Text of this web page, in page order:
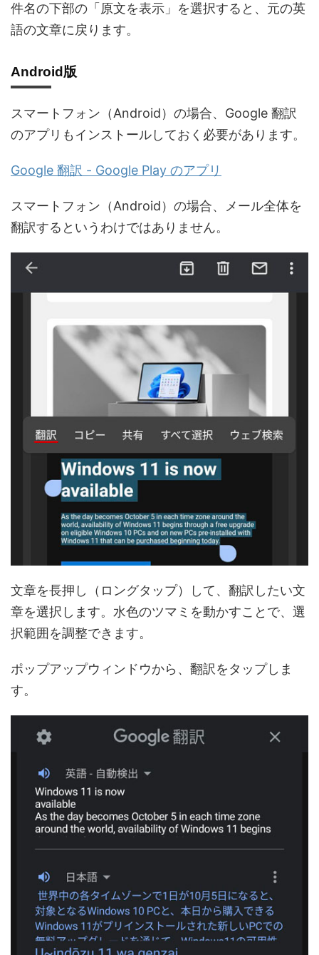
件名の下部の「原文を表示」を選択すると、元の英
語の文章に戻ります。
Android版
スマートフォン（Android）の場合、Google 翻訳
のアプリもインストールしておく必要があります。
Google 翻訳 - Google Play のアプリ
スマートフォン（Android）の場合、メール全体を
翻訳するというわけではありません。
文章を長押し（ロングタップ）して、翻訳したい文
章を選択します。水色のツマミを動かすことで、選
択範囲を調整できます。
ポップアップウィンドウから、翻訳をタップしま
す。